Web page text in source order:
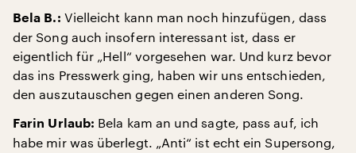
Bela B.: Vielleicht kann man noch hinzufügen, dass
der Song auch insofern interessant ist, dass er
eigentlich für „Hell“ vorgesehen war. Und kurz bevor
das ins Presswerk ging, haben wir uns entschieden,
den auszutauschen gegen einen anderen Song.
Farin Urlaub: Bela kam an und sagte, pass auf, ich
habe mir was überlegt. „Anti“ ist echt ein Supersong,